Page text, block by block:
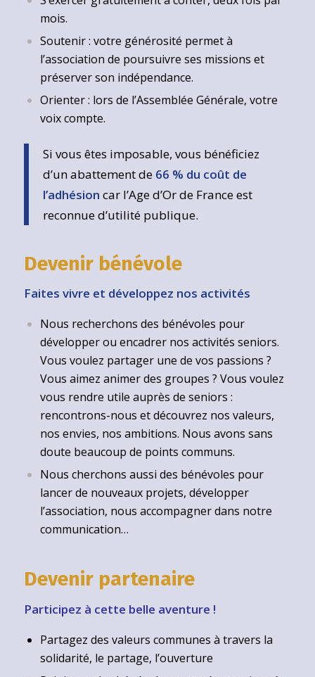
mois.
Soutenir : votre générosité permet à
l’association de poursuivre ses missions et
préserver son indépendance.
Orienter : lors de l’Assemblée Générale, votre
voix compte.
Si vous êtes imposable, vous bénéficiez
d’un abattement de 66 % du coût de
l’adhésion car l’Age d’Or de France est
reconnue d’utilité publique.
Devenir bénévole
Faites vivre et développez nos activités
Nous recherchons des bénévoles pour
développer ou encadrer nos activités seniors.
Vous voulez partager une de vos passions ?
Vous aimez animer des groupes ? Vous voulez
vous rendre utile auprès de seniors :
rencontrons-nous et découvrez nos valeurs,
nos envies, nos ambitions. Nous avons sans
doute beaucoup de points communs.
Nous cherchons aussi des bénévoles pour
lancer de nouveaux projets, développer
l’association, nous accompagner dans notre
communication…
Devenir partenaire
Participez à cette belle aventure !
Partagez des valeurs communes à travers la
solidarité, le partage, l’ouverture